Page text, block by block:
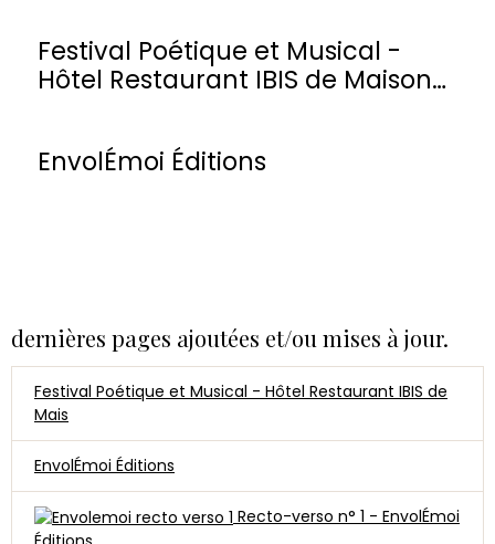
Festival Poétique et Musical -
Hôtel Restaurant IBIS de Maisons-
EnvolÉmoi Éditions
dernières pages ajoutées et/ou mises à jour.
Festival Poétique et Musical - Hôtel Restaurant IBIS de
Mais
EnvolÉmoi Éditions
Recto-verso n° 1 - EnvolÉmoi